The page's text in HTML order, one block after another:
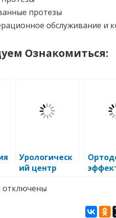
протезы
обслуживание и
Ознакомиться:
Урологическ
ий центр
профессиона
котключены